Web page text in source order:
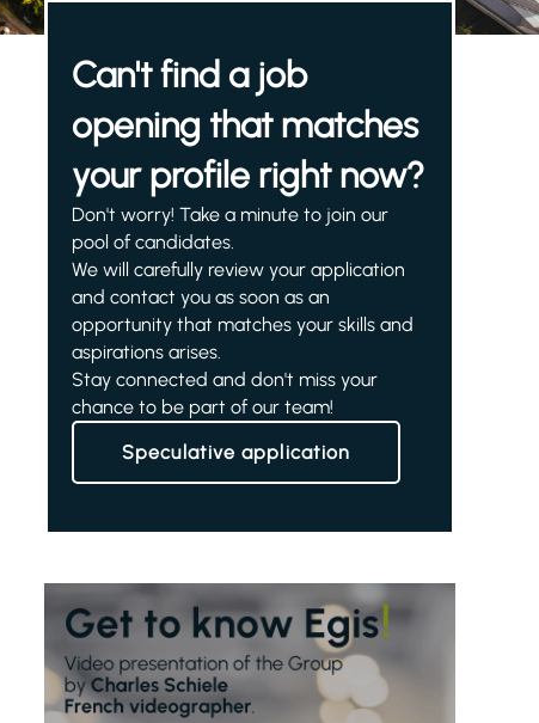
Can't find a job
opening that matches
your profile right now?
Don't worry! Take a minute to join our
pool of candidates.
We will carefully review your application
and contact you as soon as an
opportunity that matches your skills and
aspirations arises.
Stay connected and don't miss your
chance to be part of our team!
Speculative application